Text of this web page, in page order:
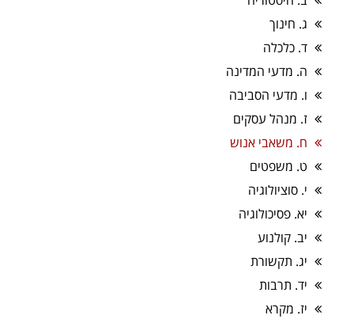
ג. חינוך
ד. כלכלה
ה. מדעי המדינה
ו. מדעי הסביבה
ז. מנהל עסקים
ח. משאבי אנוש
ט. משפטים
י. סוציולוגיה
יא. פסיכולוגיה
יב. קולנוע
יג. תקשורת
יד. תרבות
יז. מקרא